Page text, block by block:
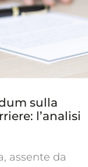
sulla
l’analisi
assente da